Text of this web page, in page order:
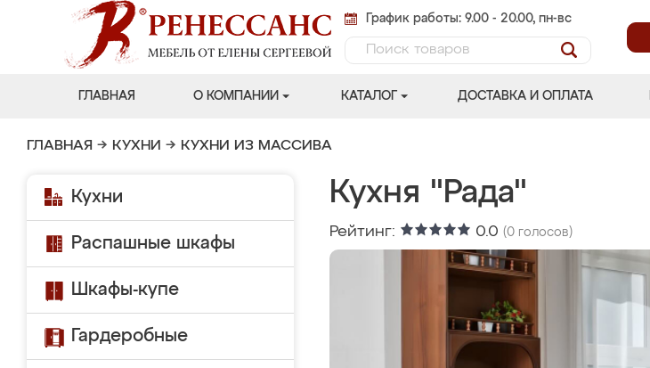
График работы: 9.00 - 20.00, пн-вс
ГЛАВНАЯ О КОМПАНИИ КАТАЛОГ ДОСТАВКА И ОПЛАТА
ГЛАВНАЯ → КУХНИ → КУХНИ ИЗ МАССИВА
Кухни
Распашные шкафы
Шкафы-купе
Гардеробные
Кухня "Рада"
Рейтинг: 0.0 (0 голосов)